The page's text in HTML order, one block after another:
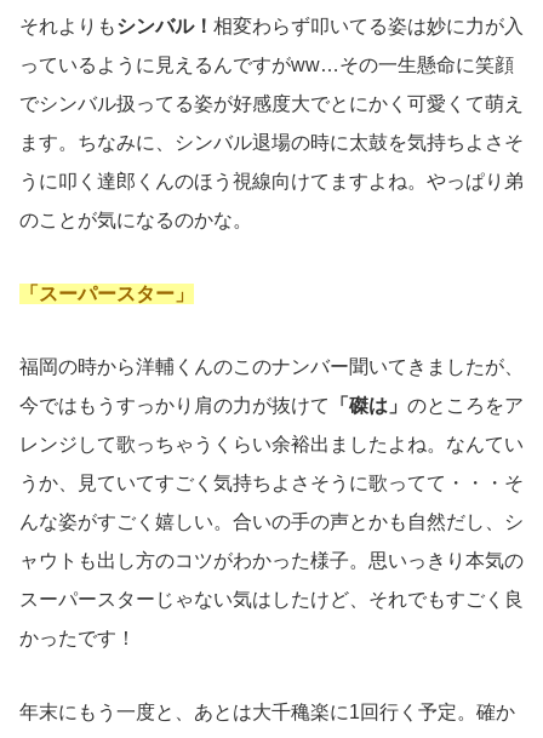
それよりもシンバル！ 相変わらず叩いてる姿は妙に力が入
っているように見えるんですがww…その一生懸命に笑顔
でシンバル扱ってる姿が好感度大でとにかく可愛くて萌え
ます。ちなみに、シンバル退場の時に太鼓を気持ちよさそ
うに叩く達郎くんのほう視線向けてますよね。やっぱり弟
のことが気になるのかな。
「スーパースター」
福岡の時から洋輔くんのこのナンバー聞いてきましたが、
今ではもうすっかり肩の力が抜けて
「磔は」 のところをア
レンジして歌っちゃうくらい余裕出ましたよね。なんてい
うか、見ていてすごく気持ちよさそうに歌ってて・・・そ
んな姿がすごく嬉しい。合いの手の声とかも自然だし、シ
ャウトも出し方のコツがわかった様子。思いっきり本気の
スーパースターじゃない気はしたけど、それでもすごく良
かったです！
年末にもう一度と、あとは大千穐楽に1回行く予定。確か